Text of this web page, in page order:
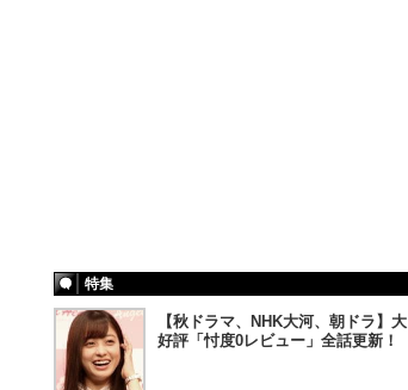
特集
【秋ドラマ、NHK大河、朝ドラ】大
好評「忖度0レビュー」全話更新！